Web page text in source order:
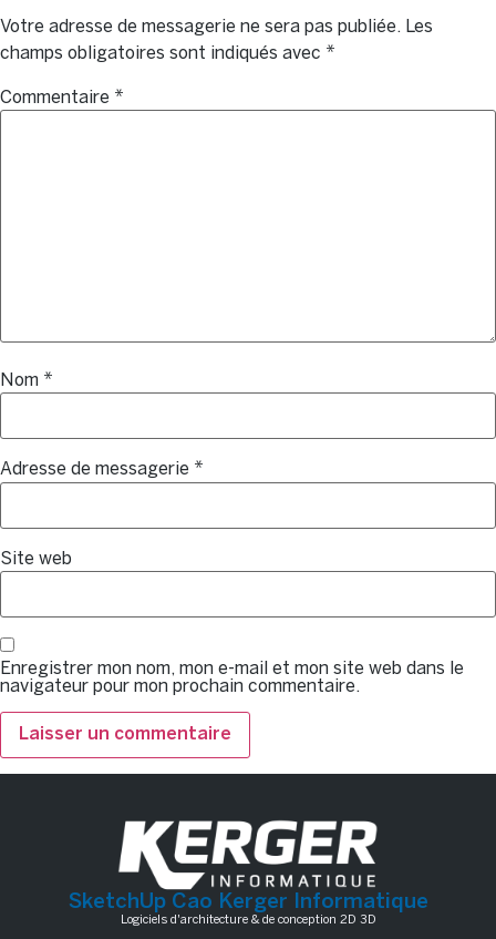
Votre adresse de messagerie ne sera pas publiée. Les
champs obligatoires sont indiqués avec *
Commentaire *
Nom *
Adresse de messagerie *
Site web
Enregistrer mon nom, mon e-mail et mon site web dans le
navigateur pour mon prochain commentaire.
SketchUp Cao Kerger Informatique
Logiciels d'architecture & de conception 2D 3D